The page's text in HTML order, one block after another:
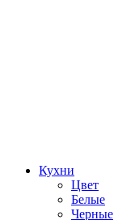
Кухни
Цвет
Белые
Черные